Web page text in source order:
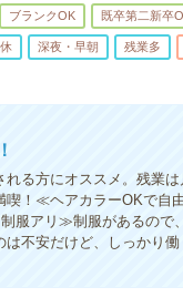
ブランクOK 既卒第二新卒
深夜・早朝 残業多
る方にオススメ。残業
喫！≪ヘアカラーOKで自
服アリ≫制服があるので
不安だけど、しっかり